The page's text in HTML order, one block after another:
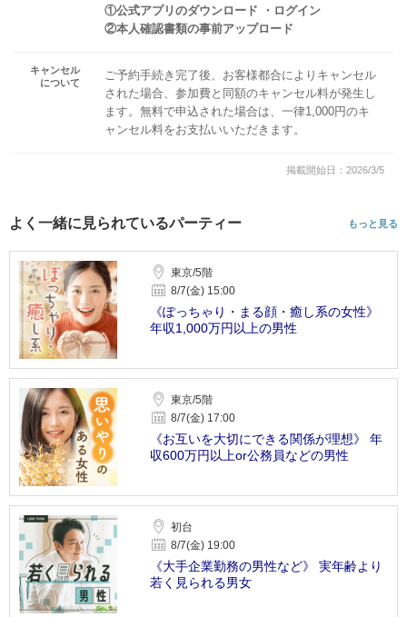
①公式アプリのダウンロード ・ログイン
②本人確認書類の事前アップロード
キャンセル
について
ご予約手続き完了後、お客様都合によりキャンセル
された場合、参加費と同額のキャンセル料が発生し
ます。無料で申込された場合は、一律1,000円のキ
ャンセル料をお支払いいただきます。
掲載開始日：2026/3/5
よく一緒に見られているパーティー もっと見る
東京/5階
8/7(金) 15:00
《ぽっちゃり・まる顔・癒し系の女性》
年収1,000万円以上の男性
東京/5階
8/7(金) 17:00
《お互いを大切にできる関係が理想》 年
収600万円以上or公務員などの男性
初台
8/7(金) 19:00
《大手企業勤務の男性など》 実年齢より
若く見られる男女